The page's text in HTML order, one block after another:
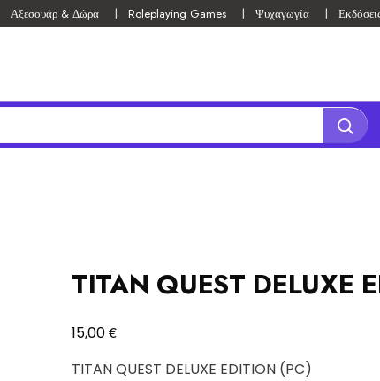
Αξεσουάρ & Δώρα Roleplaying Games Ψυχαγωγία
TITAN QUEST DELUXE
15,00€
TITAN QUEST DELUXE EDITION (PC)